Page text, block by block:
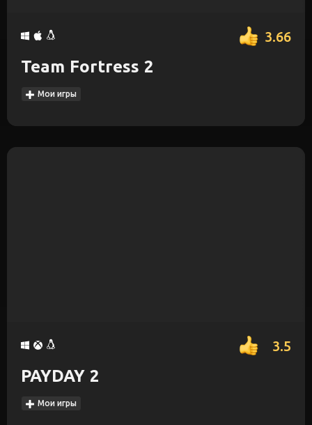
3.66
Team Fortress 2
Мои игры
3.5
PAYDAY 2
Мои игры